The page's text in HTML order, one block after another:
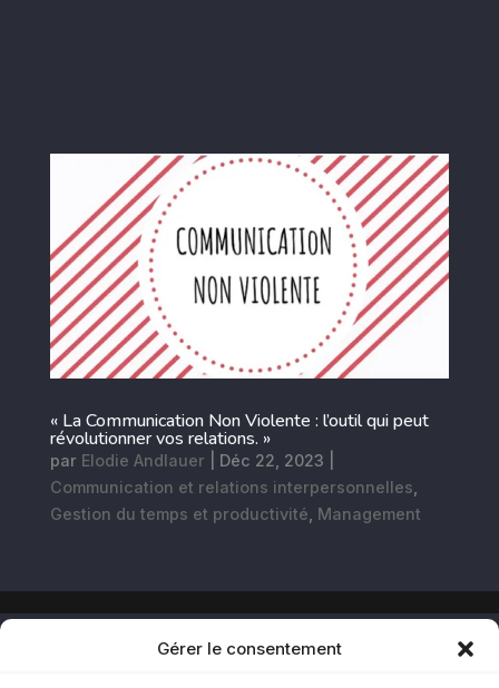
Gérer le consentement
« La Communication Non Violente : l’outil qui peut
révolutionner vos relations. »
par Elodie Andlauer Déc 22, 2023
Communication et relations interpersonnelles
Gestion du temps et productivité Management